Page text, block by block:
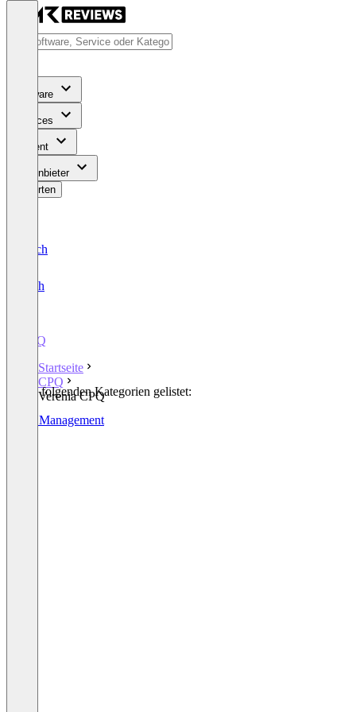
Software
Services
Content
Für Anbieter
Bewerten
Deutsch
English
CPQ
Startseite
CPQ
Verenia CPQ
In den folgenden Kategorien gelistet:
Order Management